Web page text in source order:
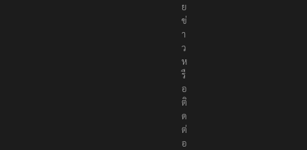
ย
ข่
า
ว
ห
รื
อ
ติ
ด
ต่
อ